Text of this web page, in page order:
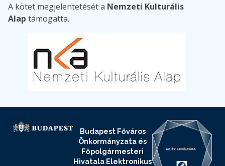
A kötet megjelentetését a Nemzeti Kulturális
Alap támogatta.
Budapest Főváros
Önkormányzata és
Főpolgármesteri
Hivatala Elektronikus